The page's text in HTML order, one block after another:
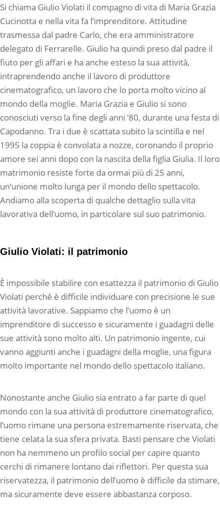
Si chiama Giulio Violati il compagno di vita di Maria Grazia
Cucinotta e nella vita fa l’imprenditore. Attitudine
trasmessa dal padre Carlo, che era amministratore
delegato di Ferrarelle. Giulio ha quindi preso dal padre il
fiuto per gli affari e ha anche esteso la sua attività,
intraprendendo anche il lavoro di produttore
cinematografico, un lavoro che lo porta molto vicino al
mondo della moglie. Maria Grazia e Giulio si sono
conosciuti verso la fine degli anni ’80, durante una festa di
Capodanno. Tra i due è scattata subito la scintilla e nel
1995 la coppia è convolata a nozze, coronando il proprio
amore sei anni dopo con la nascita della figlia Giulia. Il loro
matrimonio resiste forte da ormai più di 25 anni,
un’unione molto lunga per il mondo dello spettacolo.
Andiamo alla scoperta di qualche dettaglio sulla vita
lavorativa dell’uomo, in particolare sul suo patrimonio.
Giulio Violati: il patrimonio
È impossibile stabilire con esattezza il patrimonio di Giulio
Violati perché è difficile individuare con precisione le sue
attività lavorative. Sappiamo che l’uomo è un
imprenditore di successo e sicuramente i guadagni delle
sue attività sono molto alti. Un patrimonio ingente, cui
vanno aggiunti anche i guadagni della moglie, una figura
molto importante nel mondo dello spettacolo italiano.
Nonostante anche Giulio sia entrato a far parte di quel
mondo con la sua attività di produttore cinematografico,
l’uomo rimane una persona estremamente riservata, che
tiene celata la sua sfera privata. Basti pensare che Violati
non ha nemmeno un profilo social per capire quanto
cerchi di rimanere lontano dai riflettori. Per questa sua
riservatezza, il patrimonio dell’uomo è difficile da stimare,
ma sicuramente deve essere abbastanza corposo.